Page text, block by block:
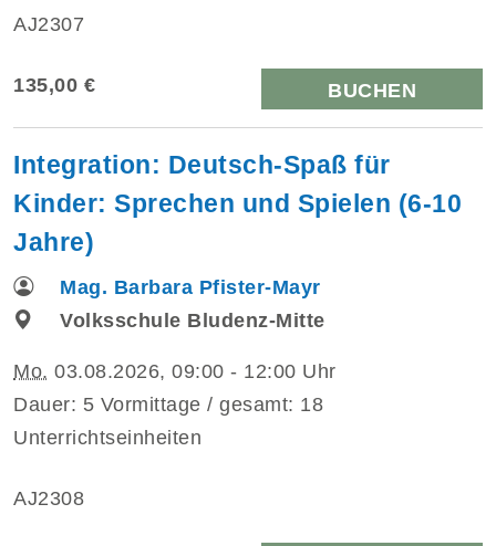
AJ2307
135,00 € BUCHEN
Integration: Deutsch-Spaß für
Kinder: Sprechen und Spielen (6-10
Jahre)
Mag. Barbara Pfister-Mayr
Volksschule Bludenz-Mitte
Mo. 03.08.2026, 09:00 - 12:00 Uhr
Dauer: 5 Vormittage / gesamt: 18
Unterrichtseinheiten
AJ2308